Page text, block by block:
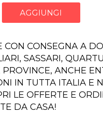
AGGIUNGI
CON CONSEGNA A
SASSARI, QUARTU
PROVINCE, ANCHE
IN TUTTA ITALIA E
LE OFFERTE E
DA CASA!